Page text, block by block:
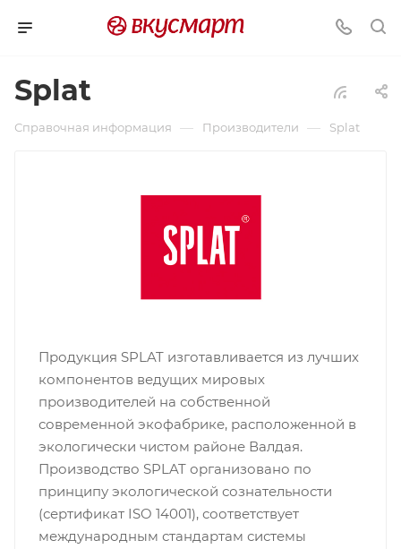
Splat
Справочная информация — Производители — Splat
Продукция SPLAT изготавливается из лучших
компонентов ведущих мировых
производителей на собственной
современной экофабрике, расположенной в
экологически чистом районе Валдая.
Производство SPLAT организовано по
принципу экологической сознательности
(сертификат ISO 14001), соответствует
международным стандартам системы